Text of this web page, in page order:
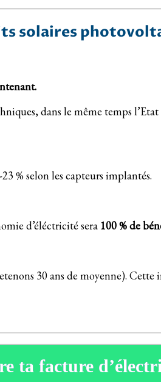
solaires
dans le même temps
% selon les capteurs implantés.
d’éléctricité sera 100 % de
30 ans de moyenne).
ta facture